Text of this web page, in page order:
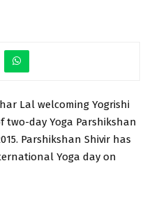
Lal welcoming Yogrishi
two-day Yoga Parshikshan
Parshikshan Shivir has
Yoga day on